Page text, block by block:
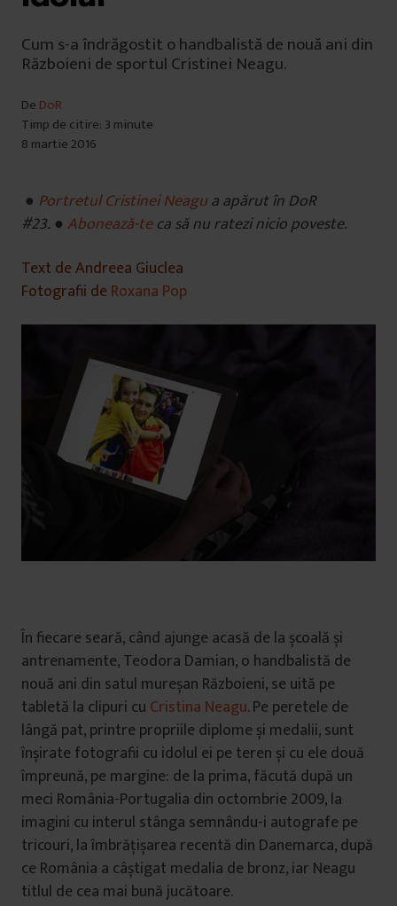
Cum s-a îndrăgostit o handbalistă de nouă ani din
Războieni de sportul Cristinei Neagu.
De DoR
Timp de citire: 3 minute
8 martie 2016
● Portretul Cristinei Neagua apărut în DoR
#23. ● Abonează-teca să nu ratezi nicio poveste.
Text de Andreea Giuclea
Fotografii deRoxana Pop
În fiecare seară, când ajunge acasă de la școală și
antrenamente, Teodora Damian, o handbalistă de
nouă ani din satul mureșan Războieni, se uită pe
tabletă la clipuri cu Cristina Neagu. Pe peretele de
lângă pat, printre propriile diplome și medalii, sunt
înșirate fotografii cu idolul ei pe teren și cu ele două
împreună, pe margine: de la prima, făcută după un
meci România-Portugalia din octombrie 2009, la
imagini cu interul stânga semnându-i autografe pe
tricouri, la îmbrățișarea recentă din Danemarca, după
ce România a câștigat medalia de bronz, iar Neagu
titlul de cea mai bună jucătoare.